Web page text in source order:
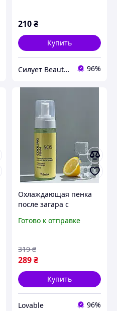
210₴
Купить
Силует Beauty Shop 96%
Охлаждающая пенка
после загара с
Cooling Foam SOS 170
Готово к отправке
289₴
319 ₴
Купить
Lovable 96%